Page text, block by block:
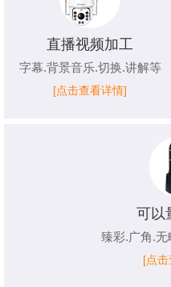
直播视频加工
字幕.背景音乐.切换.讲解等
[点击查看详情]
可以
臻彩.广角.
[点